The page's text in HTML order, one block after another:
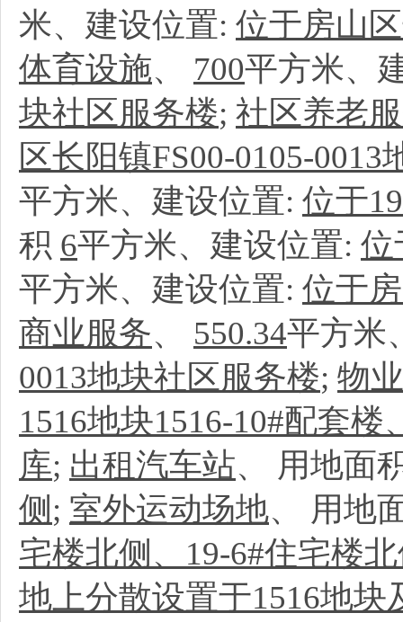
米、建设位置: 位于房山
体育设施、 700平方米、
块社区服务楼; 社区养老
区长阳镇FS00-0105-
平方米、建设位置: 位于
积 6平方米、建设位置: 位
平方米、建设位置: 位于
商业服务、 550.34平方米
0013地块社区服务楼; 物
1516地块1516-10#配套
库; 出租汽车站、 用地面
侧 ; 室外运动场地、 用地
宅楼北侧、19-6#住宅楼
地上分散设置于1516地块